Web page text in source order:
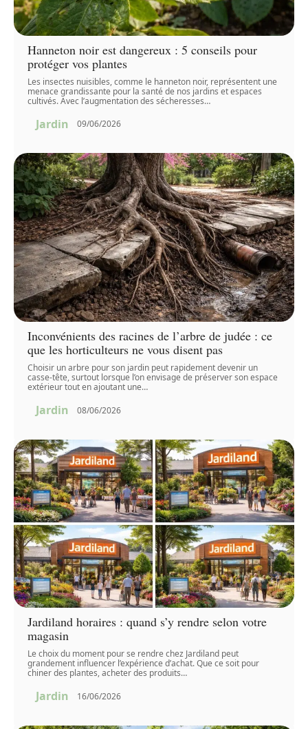
Hanneton noir est dangereux : 5 conseils pour
protéger vos plantes
Les insectes nuisibles, comme le hanneton noir, représentent une
menace grandissante pour la santé de nos jardins et espaces
cultivés. Avec l’augmentation des sécheresses…
Jardin 09/06/2026
Inconvénients des racines de l’arbre de judée : ce
que les horticulteurs ne vous disent pas
Choisir un arbre pour son jardin peut rapidement devenir un
casse-tête, surtout lorsque l’on envisage de préserver son espace
extérieur tout en ajoutant une…
Jardin 08/06/2026
Jardiland horaires : quand s’y rendre selon votre
magasin
Le choix du moment pour se rendre chez Jardiland peut
grandement influencer l’expérience d’achat. Que ce soit pour
chiner des plantes, acheter des produits…
Jardin 16/06/2026